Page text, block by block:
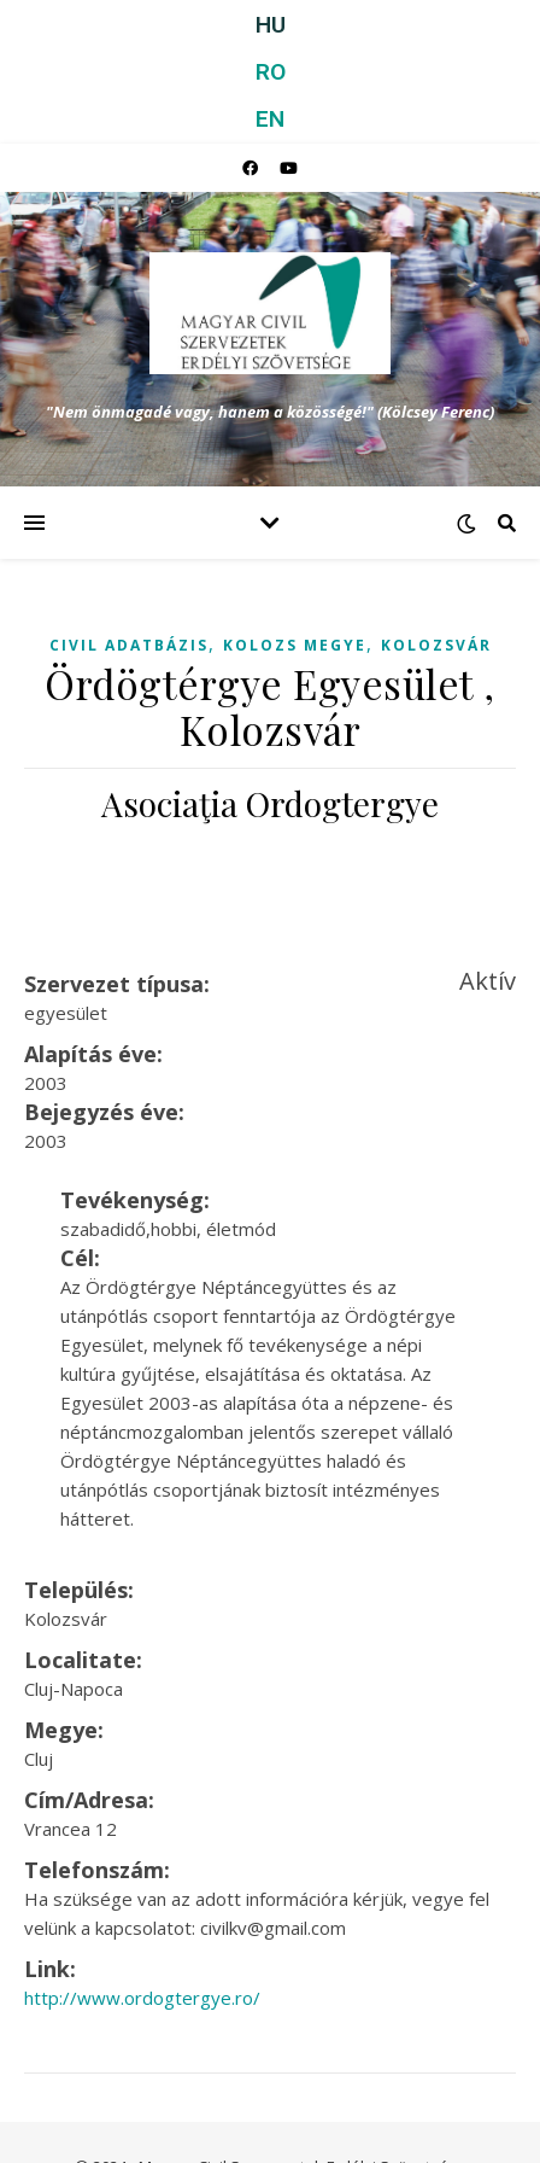
HU
RO
EN
"Nem önmagadé vagy, hanem a közösségé!" (Kölcsey Ferenc)
CIVIL ADATBÁZIS, KOLOZS MEGYE , KOLOZSVÁR
Ördögtérgye Egyesület ,
Kolozsvár
Asociaţia Ordogtergye
Szervezet típusa:
egyesület
Aktív
Alapítás éve:
2003
Bejegyzés éve:
2003
Tevékenység:
szabadidő,hobbi, életmód
Cél:
Az Ördögtérgye Néptáncegyüttes és az
utánpótlás csoport fenntartója az Ördögtérgye
Egyesület, melynek fő tevékenysége a népi
kultúra gyűjtése, elsajátítása és oktatása. Az
Egyesület 2003-as alapítása óta a népzene- és
néptáncmozgalomban jelentős szerepet vállaló
Ördögtérgye Néptáncegyüttes haladó és
utánpótlás csoportjának biztosít intézményes
hátteret.
Település:
Kolozsvár
Localitate:
Cluj-Napoca
Megye:
Cluj
Cím/Adresa:
Vrancea 12
Telefonszám:
Ha szüksége van az adott információra kérjük, vegye fel
velünk a kapcsolatot: civilkv@gmail.com
Link:
http://www.ordogtergye.ro/